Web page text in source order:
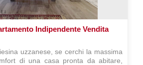
Indipendente Vendita
uzzanese, se cerchi la massima
di una casa pronta da abitare,